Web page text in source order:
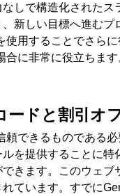
しで構造化された
新しい目標へ進む
使用することでさらに
合に非常に役立ちま
ードと割引オ
できるものである必
を提供することに特
きます。このウェブ
ています。すでに